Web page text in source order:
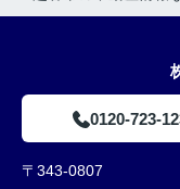
0120-723-
〒343-0807